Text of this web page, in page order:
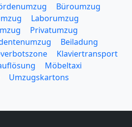
Büroumzug
Laborumzug
Privatumzug
Beiladung
Klaviertransport
Möbeltaxi
Umzugskartons